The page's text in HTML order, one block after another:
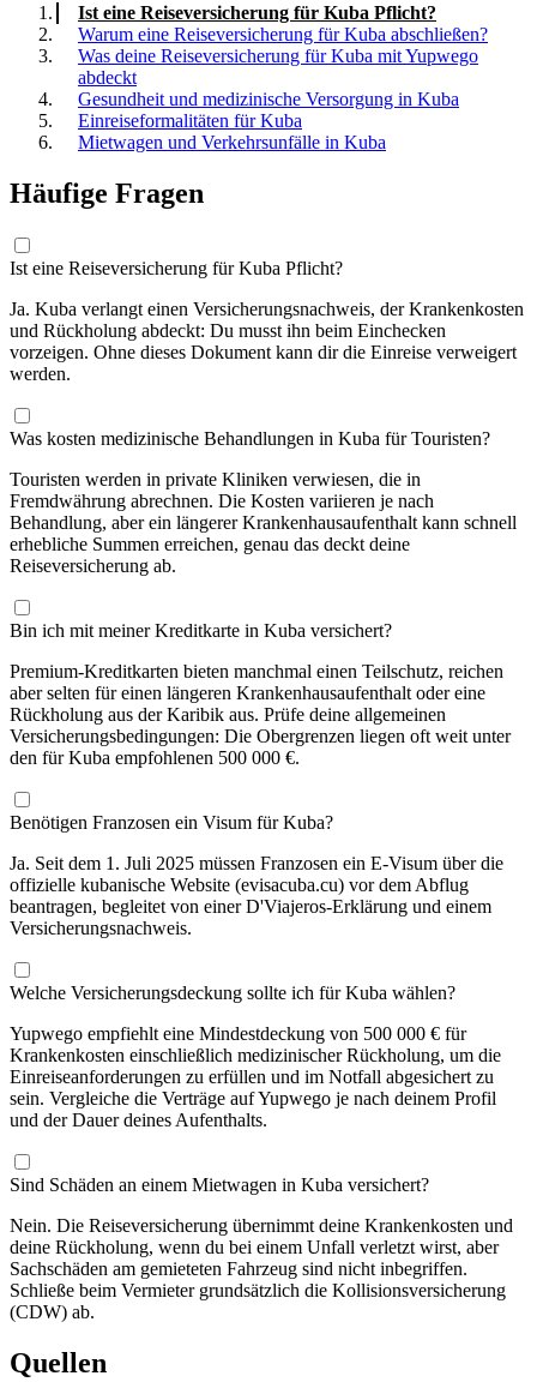
Ist eine Reiseversicherung für Kuba Pflicht?
Warum eine Reiseversicherung für Kuba abschließen?
Was deine Reiseversicherung für Kuba mit Yupwego
abdeckt
Gesundheit und medizinische Versorgung in Kuba
Einreiseformalitäten für Kuba
Mietwagen und Verkehrsunfälle in Kuba
Häufige Fragen
Ist eine Reiseversicherung für Kuba Pflicht?
Ja. Kuba verlangt einen Versicherungsnachweis, der Krankenkosten
und Rückholung abdeckt: Du musst ihn beim Einchecken
vorzeigen. Ohne dieses Dokument kann dir die Einreise verweigert
werden.
Was kosten medizinische Behandlungen in Kuba für Touristen?
Touristen werden in private Kliniken verwiesen, die in
Fremdwährung abrechnen. Die Kosten variieren je nach
Behandlung, aber ein längerer Krankenhausaufenthalt kann schnell
erhebliche Summen erreichen, genau das deckt deine
Reiseversicherung ab.
Bin ich mit meiner Kreditkarte in Kuba versichert?
Premium-Kreditkarten bieten manchmal einen Teilschutz, reichen
aber selten für einen längeren Krankenhausaufenthalt oder eine
Rückholung aus der Karibik aus. Prüfe deine allgemeinen
Versicherungsbedingungen: Die Obergrenzen liegen oft weit unter
den für Kuba empfohlenen 500 000 €.
Benötigen Franzosen ein Visum für Kuba?
Ja. Seit dem 1. Juli 2025 müssen Franzosen ein E-Visum über die
offizielle kubanische Website (evisacuba.cu) vor dem Abflug
beantragen, begleitet von einer D'Viajeros-Erklärung und einem
Versicherungsnachweis.
Welche Versicherungsdeckung sollte ich für Kuba wählen?
Yupwego empfiehlt eine Mindestdeckung von 500 000 € für
Krankenkosten einschließlich medizinischer Rückholung, um die
Einreiseanforderungen zu erfüllen und im Notfall abgesichert zu
sein. Vergleiche die Verträge auf Yupwego je nach deinem Profil
und der Dauer deines Aufenthalts.
Sind Schäden an einem Mietwagen in Kuba versichert?
Nein. Die Reiseversicherung übernimmt deine Krankenkosten und
deine Rückholung, wenn du bei einem Unfall verletzt wirst, aber
Sachschäden am gemieteten Fahrzeug sind nicht inbegriffen.
Schließe beim Vermieter grundsätzlich die Kollisionsversicherung
(CDW) ab.
Quellen